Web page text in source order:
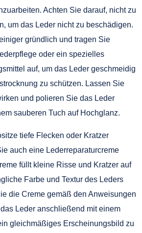
Achten Sie darauf, nicht zu
um das Leder nicht zu beschädigen.
gründlich und tragen Sie
oder ein spezielles
auf, um das Leder geschmeidig
zu schützen. Lassen Sie
und polieren Sie das Leder
sauberen Tuch auf Hochglanz.
tiefe Flecken oder Kratzer
auch eine Lederreparaturcreme
füllt kleine Risse und Kratzer auf
Farbe und Textur des Leders
die Creme gemäß den Anweisungen
Leder anschließend mit einem
gleichmäßiges Erscheinungsbild zu